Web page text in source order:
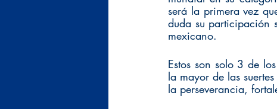
será la primera vez
duda su participación
mexicano.
Estos son solo 3 de
la mayor de las
la perseverancia,